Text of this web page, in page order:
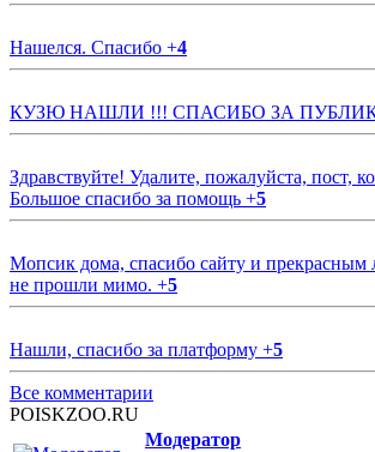
Нашелся. Спасибо +4
КУЗЮ НАШЛИ !!! СПАСИБО ЗА
Здравствуйте! Удалите, пожалуйста, пост,
Большое спасибо за помощь +5
Мопсик дома, спасибо сайту и
не прошли мимо. +5
Нашли, спасибо за платформу +5
Все комментарии
POISKZOO.RU
Модератор